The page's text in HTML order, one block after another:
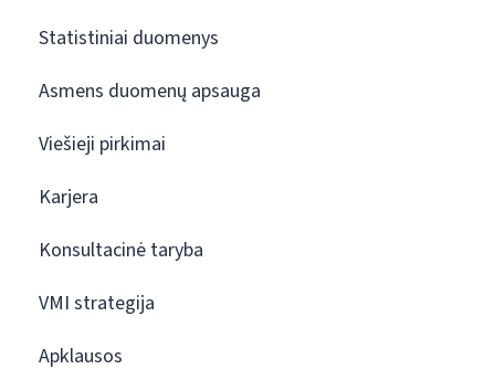
Statistiniai duomenys
Asmens duomenų apsauga
Viešieji pirkimai
Karjera
Konsultacinė taryba
VMI strategija
Apklausos